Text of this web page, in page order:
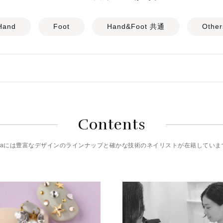
Foot Hand&Foot 共通
Contents
には豊富なデザインのラインナップと確かな技術のネイリストが在籍していま